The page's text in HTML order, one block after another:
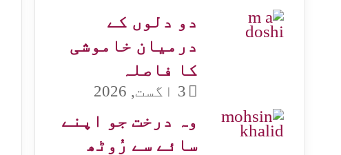
دو دلوں کے
درمیان خاموشی
کا فاصلہ
3 اگست, 2026
وہ درخت جو اپنے
سائے سے رُوٹھ